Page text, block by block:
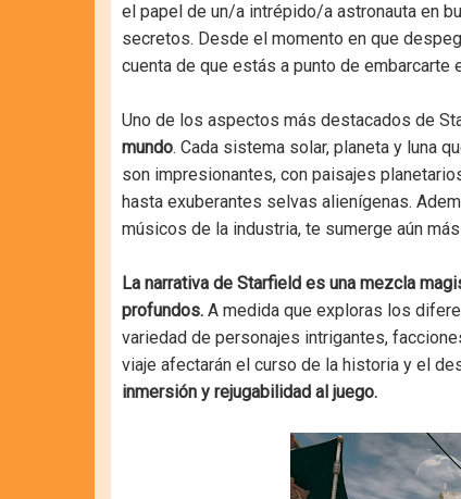
el papel de un/a intrépido/a astronauta en
secretos. Desde el momento en que
cuenta de que estás a punto de embarcarte
Uno de los aspectos más destacados de
mundo. Cada sistema solar, planeta y luna
son impresionantes, con paisajes
hasta exuberantes selvas alienígenas.
músicos de la industria, te sumerge aún
La narrativa de Starfield es una mezcla
profundos. A medida que exploras los
variedad de personajes intrigantes,
viaje afectarán el curso de la historia y el
inmersión y rejugabilidad al juego.